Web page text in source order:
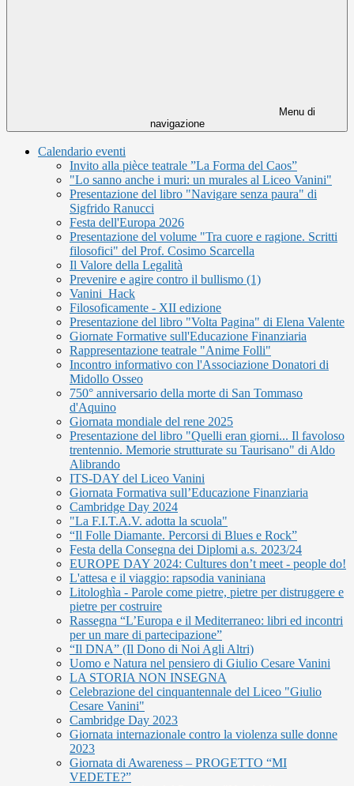
Menu di
navigazione
Calendario eventi
Invito alla pièce teatrale ”La Forma del Caos”
"Lo sanno anche i muri: un murales al Liceo Vanini"
Presentazione del libro "Navigare senza paura" di
Sigfrido Ranucci
Festa dell'Europa 2026
Presentazione del volume "Tra cuore e ragione. Scritti
filosofici" del Prof. Cosimo Scarcella
Il Valore della Legalità
Prevenire e agire contro il bullismo (1)
Vanini_Hack
Filosoficamente - XII edizione
Presentazione del libro "Volta Pagina" di Elena Valente
Giornate Formative sull'Educazione Finanziaria
Rappresentazione teatrale "Anime Folli"
Incontro informativo con l'Associazione Donatori di
Midollo Osseo
750° anniversario della morte di San Tommaso
d'Aquino
Giornata mondiale del rene 2025
Presentazione del libro "Quelli eran giorni... Il favoloso
trentennio. Memorie strutturate su Taurisano" di Aldo
Alibrando
ITS-DAY del Liceo Vanini
Giornata Formativa sull’Educazione Finanziaria
Cambridge Day 2024
"La F.I.T.A.V. adotta la scuola"
“Il Folle Diamante. Percorsi di Blues e Rock”
Festa della Consegna dei Diplomi a.s. 2023/24
EUROPE DAY 2024: Cultures don’t meet - people do!
L'attesa e il viaggio: rapsodia vaniniana
Litologhìa - Parole come pietre, pietre per distruggere e
pietre per costruire
Rassegna “L’Europa e il Mediterraneo: libri ed incontri
per un mare di partecipazione”
“Il DNA” (Il Dono di Noi Agli Altri)
Uomo e Natura nel pensiero di Giulio Cesare Vanini
LA STORIA NON INSEGNA
Celebrazione del cinquantennale del Liceo "Giulio
Cesare Vanini"
Cambridge Day 2023
Giornata internazionale contro la violenza sulle donne
2023
Giornata di Awareness – PROGETTO “MI
VEDETE?”